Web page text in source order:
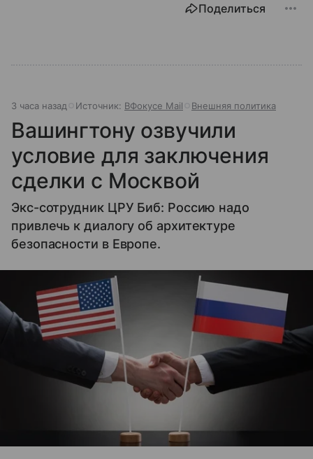
Поделиться
3 часа назад Источник: ВФокусе Mail Внешняя политика
Вашингтону озвучили
условие для заключения
сделки с Москвой
Экс-сотрудник ЦРУ Биб: Россию надо
привлечь к диалогу об архитектуре
безопасности в Европе.